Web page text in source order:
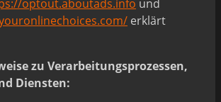
optout.aboutads.info und
erklärt
zu Verarbeitungsprozessen,
Diensten: